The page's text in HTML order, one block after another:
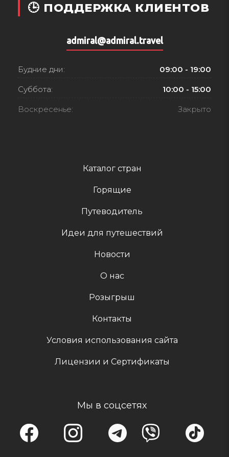
Каталог стран
Горящие
Путеводитель
Идеи для путешествий
Новости
О нас
Розыгрыш
Контакты
Условия использования сайта
Лицензии и Сертификаты
Мы в соцсетях
🕒 ПОДДЕРЖКА КЛИЕНТОВ
admiral@admiral.travel
Будние дни: 09:00 - 19:00
Суббота: 10:00 - 15:00
Воскресенье: Закрыто